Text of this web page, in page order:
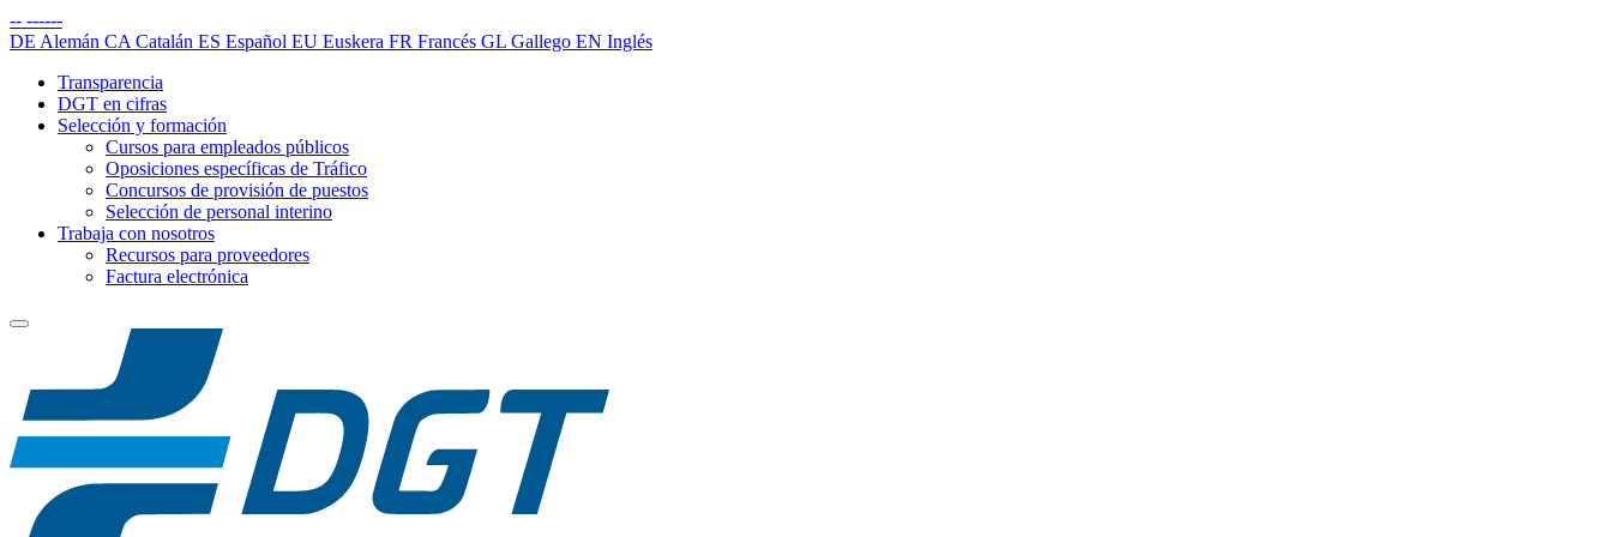
-- ------
DE Alemán CA Catalán ES Español EU Euskera FR Francés GL Gallego EN Inglés
Transparencia
DGT en cifras
Selección y formación
Cursos para empleados públicos
Oposiciones específicas de Tráfico
Concursos de provisión de puestos
Selección de personal interino
Trabaja con nosotros
Recursos para proveedores
Factura electrónica